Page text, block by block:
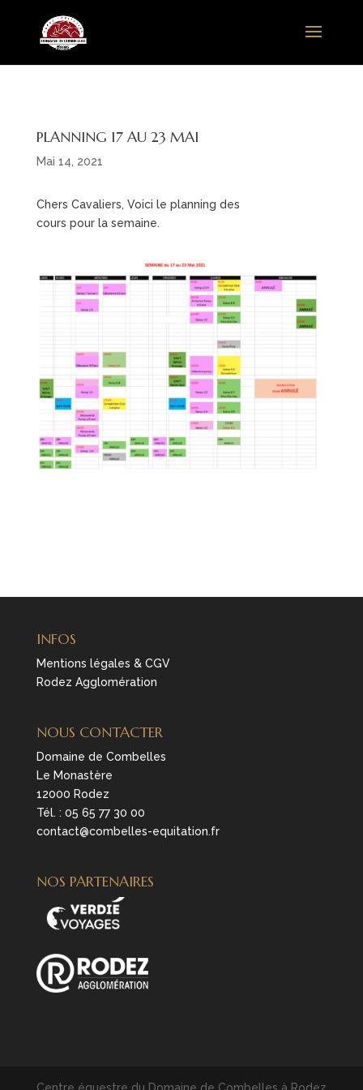
PLANNING 17 AU 23 MAI
Mai 14, 2021
Chers Cavaliers, Voici le planning des
cours pour la semaine.
INFOS
Mentions légales & CGV
Rodez Agglomération
NOUS CONTACTER
Domaine de Combelles
Le Monastère
12000 Rodez
Tél. : 05 65 77 30 00
contact@combelles-equitation.fr
NOS PARTENAIRES